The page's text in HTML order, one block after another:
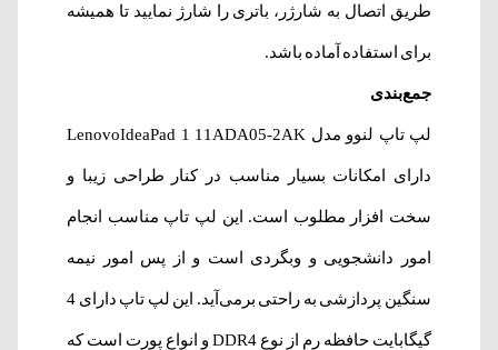
طریق اتصال به شارژر، باتری را شارژ نمایید تا همیشه
برای استفاده آماده باشد.
جمع‌بندی
لپ تاپ لنوو مدل LenovoIdeaPad 1 11ADA05-2AK
دارای امکانات بسیار مناسب در کنار طراحی زیبا و
سخت افزار مطلوب است. این لپ تاپ مناسب انجام
امور دانشجویی و وبگردی است و از پس امور نیمه
سنگین پردازشی به راحتی برمی‌آید. این لپ تاپ دارای 4
گیگابایت حافظه رم از نوع DDR4 و انواع پورت است که